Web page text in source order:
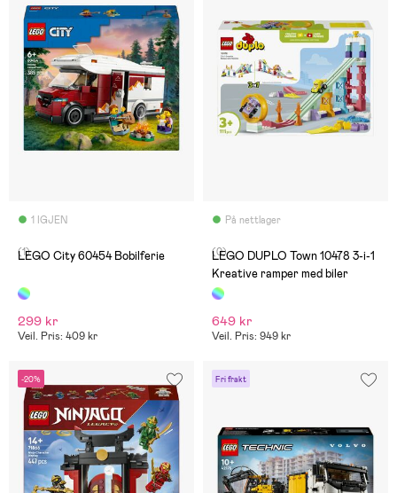
1 IGJEN
(1)
LEGO City 60454 Bobilferie
299 kr
Veil. Pris: 409 kr
På nettlager
(0)
LEGO DUPLO Town 10478 3-i-1
Kreative ramper med biler
649 kr
Veil. Pris: 949 kr
-20% Fri frakt